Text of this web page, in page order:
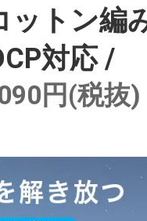
ットン編
対応 /
円(税抜)